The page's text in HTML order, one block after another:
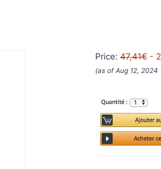
Price: 47,41€ -
(as of Aug 12, 2024